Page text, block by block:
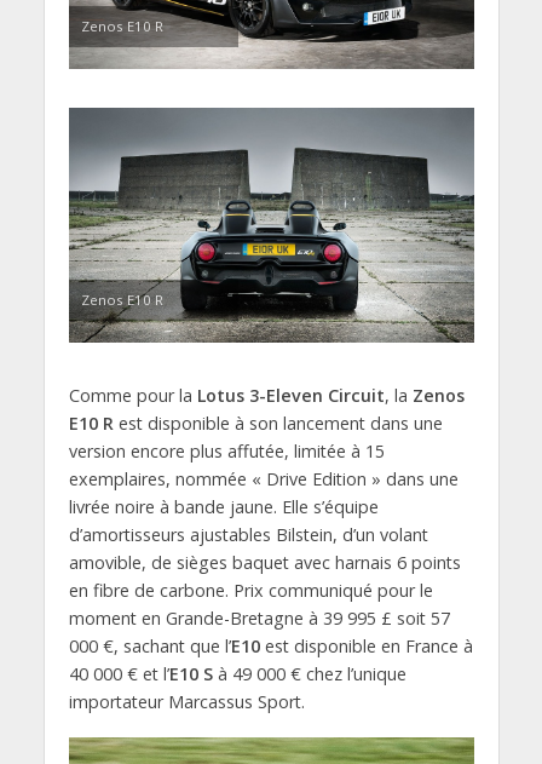
Zenos E10 R
Zenos E10 R
Comme pour la Lotus 3-Eleven Circuit, la Zenos
E10 Rest disponible à son lancement dans une
version encore plus affutée, limitée à 15
exemplaires, nommée « Drive Edition » dans une
livrée noire à bande jaune. Elle s’équipe
d’amortisseurs ajustables Bilstein, d’un volant
amovible, de sièges baquet avec harnais 6 points
en fibre de carbone. Prix communiqué pour le
moment en Grande-Bretagne à 39 995 £ soit 57
000 €, sachant que l’E10est disponible en France à
40 000 € et l’E10 Sà 49 000 € chez l’unique
importateur Marcassus Sport.